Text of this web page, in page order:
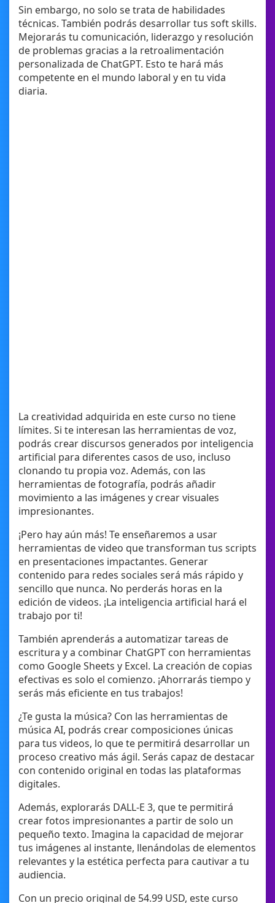
Sin embargo, no solo se trata de habilidades
técnicas. También podrás desarrollar tus soft skills.
Mejorarás tu comunicación, liderazgo y resolución
de problemas gracias a la retroalimentación
personalizada de ChatGPT. Esto te hará más
competente en el mundo laboral y en tu vida
diaria.
La creatividad adquirida en este curso no tiene
límites. Si te interesan las herramientas de voz,
podrás crear discursos generados por inteligencia
artificial para diferentes casos de uso, incluso
clonando tu propia voz. Además, con las
herramientas de fotografía, podrás añadir
movimiento a las imágenes y crear visuales
impresionantes.
¡Pero hay aún más! Te enseñaremos a usar
herramientas de video que transforman tus scripts
en presentaciones impactantes. Generar
contenido para redes sociales será más rápido y
sencillo que nunca. No perderás horas en la
edición de videos. ¡La inteligencia artificial hará el
trabajo por ti!
También aprenderás a automatizar tareas de
escritura y a combinar ChatGPT con herramientas
como Google Sheets y Excel. La creación de copias
efectivas es solo el comienzo. ¡Ahorrarás tiempo y
serás más eficiente en tus trabajos!
¿Te gusta la música? Con las herramientas de
música AI, podrás crear composiciones únicas
para tus videos, lo que te permitirá desarrollar un
proceso creativo más ágil. Serás capaz de destacar
con contenido original en todas las plataformas
digitales.
Además, explorarás DALL-E 3, que te permitirá
crear fotos impresionantes a partir de solo un
pequeño texto. Imagina la capacidad de mejorar
tus imágenes al instante, llenándolas de elementos
relevantes y la estética perfecta para cautivar a tu
audiencia.
Con un precio original de 54.99 USD, este curso